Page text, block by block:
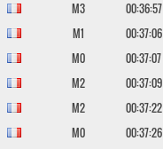
M3 00:36:57
M1 00:37:06
M0 00:37:07
M2 00:37:09
M2 00:37:22
M0 00:37:26